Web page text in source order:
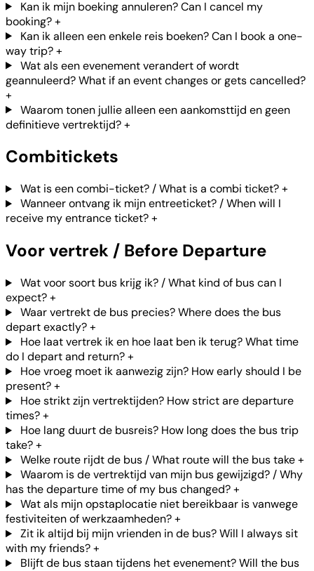
Kan ik mijn boeking annuleren? Can I cancel my
booking?+
Kan ik alleen een enkele reis boeken? Can I book a one-
way trip?+
Wat als een evenement verandert of wordt
geannuleerd? What if an event changes or gets cancelled?
+
Waarom tonen jullie alleen een aankomsttijd en geen
definitieve vertrektijd?+
Combitickets
Wat is een combi-ticket? / What is a combi ticket?+
Wanneer ontvang ik mijn entreeticket? / When will I
receive my entrance ticket?+
Voor vertrek / Before Departure
Wat voor soort bus krijg ik? / What kind of bus can I
expect?+
Waar vertrekt de bus precies? Where does the bus
depart exactly?+
Hoe laat vertrek ik en hoe laat ben ik terug? What time
do I depart and return?+
Hoe vroeg moet ik aanwezig zijn? How early should I be
present?+
Hoe strikt zijn vertrektijden? How strict are departure
times?+
Hoe lang duurt de busreis? How long does the bus trip
take?+
Welke route rijdt de bus / What route will the bus take+
Waarom is de vertrektijd van mijn bus gewijzigd? / Why
has the departure time of my bus changed?+
Wat als mijn opstaplocatie niet bereikbaar is vanwege
festiviteiten of werkzaamheden?+
Zit ik altijd bij mijn vrienden in de bus? Will I always sit
with my friends?+
Blijft de bus staan tijdens het evenement? Will the bus